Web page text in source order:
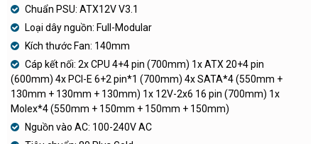
Chuẩn PSU: ATX12V V3.1
Loại dây nguồn: Full-Modular
Kích thước Fan: 140mm
Cáp kết nối: 2x CPU 4+4 pin (700mm) 1x ATX 20+4 pin
(600mm) 4x PCI-E 6+2 pin*1 (700mm) 4x SATA*4 (550mm +
130mm + 130mm + 130mm) 1x 12V-2x6 16 pin (700mm) 1x
Molex*4 (550mm + 150mm + 150mm + 150mm)
Nguồn vào AC: 100-240V AC